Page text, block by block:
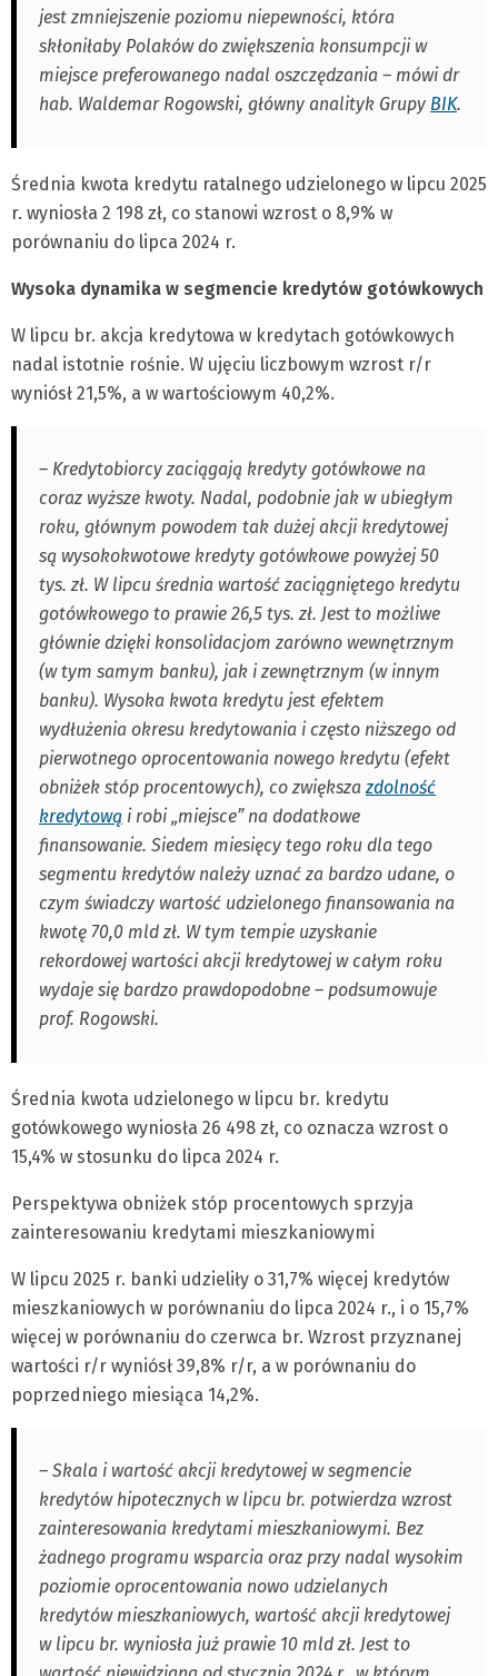
jest zmniejszenie poziomu niepewności, która
skłoniłaby Polaków do zwiększenia konsumpcji w
miejsce preferowanego nadal oszczędzania – mówi dr
hab. Waldemar Rogowski, główny analityk Grupy BIK.
Średnia kwota kredytu ratalnego udzielonego w lipcu 2025
r. wyniosła 2 198 zł, co stanowi wzrost o 8,9% w
porównaniu do lipca 2024 r.
Wysoka dynamika w segmencie kredytów gotówkowych
W lipcu br. akcja kredytowa w kredytach gotówkowych
nadal istotnie rośnie. W ujęciu liczbowym wzrost r/r
wyniósł 21,5%, a w wartościowym 40,2%.
– Kredytobiorcy zaciągają kredyty gotówkowe na
coraz wyższe kwoty. Nadal, podobnie jak w ubiegłym
roku, głównym powodem tak dużej akcji kredytowej
są wysokokwotowe kredyty gotówkowe powyżej 50
tys. zł. W lipcu średnia wartość zaciągniętego kredytu
gotówkowego to prawie 26,5 tys. zł. Jest to możliwe
głównie dzięki konsolidacjom zarówno wewnętrznym
(w tym samym banku), jak i zewnętrznym (w innym
banku). Wysoka kwota kredytu jest efektem
wydłużenia okresu kredytowania i często niższego od
pierwotnego oprocentowania nowego kredytu (efekt
obniżek stóp procentowych), co zwiększazdolność
kredytową i robi „miejsce” na dodatkowe
finansowanie. Siedem miesięcy tego roku dla tego
segmentu kredytów należy uznać za bardzo udane, o
czym świadczy wartość udzielonego finansowania na
kwotę 70,0 mld zł. W tym tempie uzyskanie
rekordowej wartości akcji kredytowej w całym roku
wydaje się bardzo prawdopodobne – podsumowuje
prof. Rogowski.
Średnia kwota udzielonego w lipcu br. kredytu
gotówkowego wyniosła 26 498 zł, co oznacza wzrost o
15,4% w stosunku do lipca 2024 r.
Perspektywa obniżek stóp procentowych sprzyja
zainteresowaniu kredytami mieszkaniowymi
W lipcu 2025 r. banki udzieliły o 31,7% więcej kredytów
mieszkaniowych w porównaniu do lipca 2024 r., i o 15,7%
więcej w porównaniu do czerwca br. Wzrost przyznanej
wartości r/r wyniósł 39,8% r/r, a w porównaniu do
poprzedniego miesiąca 14,2%.
– Skala i wartość akcji kredytowej w segmencie
kredytów hipotecznych w lipcu br. potwierdza wzrost
zainteresowania kredytami mieszkaniowymi. Bez
żadnego programu wsparcia oraz przy nadal wysokim
poziomie oprocentowania nowo udzielanych
kredytów mieszkaniowych, wartość akcji kredytowej
w lipcu br. wyniosła już prawie 10 mld zł. Jest to